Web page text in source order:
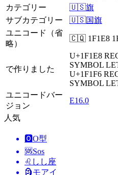
カテゴリー
🇺🇸旗
サブカテゴリー
🇺🇸国旗
ユニコード（省
略）
🇨🇶 1F1E8
で作りました
U+1F1E8
SYMBOL
U+1F1F6
SYMBOL
ユニコードバー
ジョン
E16.0
人気
🅾️O型
🆘Sos
♌ しし座
🗿モアイ